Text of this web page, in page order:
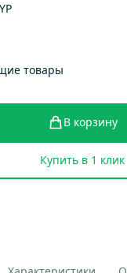
товары
В корзину
Купить в 1 клик